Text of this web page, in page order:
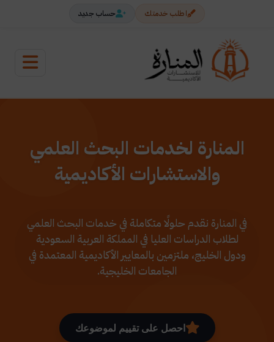
اطلب خدمتك حساب جديد
المنارة لخدمات البحث العلمي
والاستشارات الأكاديمية
في المنارة نقدم حلولًا متكاملة في خدمات البحث العلمي
لطلاب الدراسات العليا في المملكة العربية السعودية
ودول الخليج، ملتزمين بالمعايير الأكاديمية المعتمدة في
الجامعات الخليجية.
احصل على تقييم لموضوعك